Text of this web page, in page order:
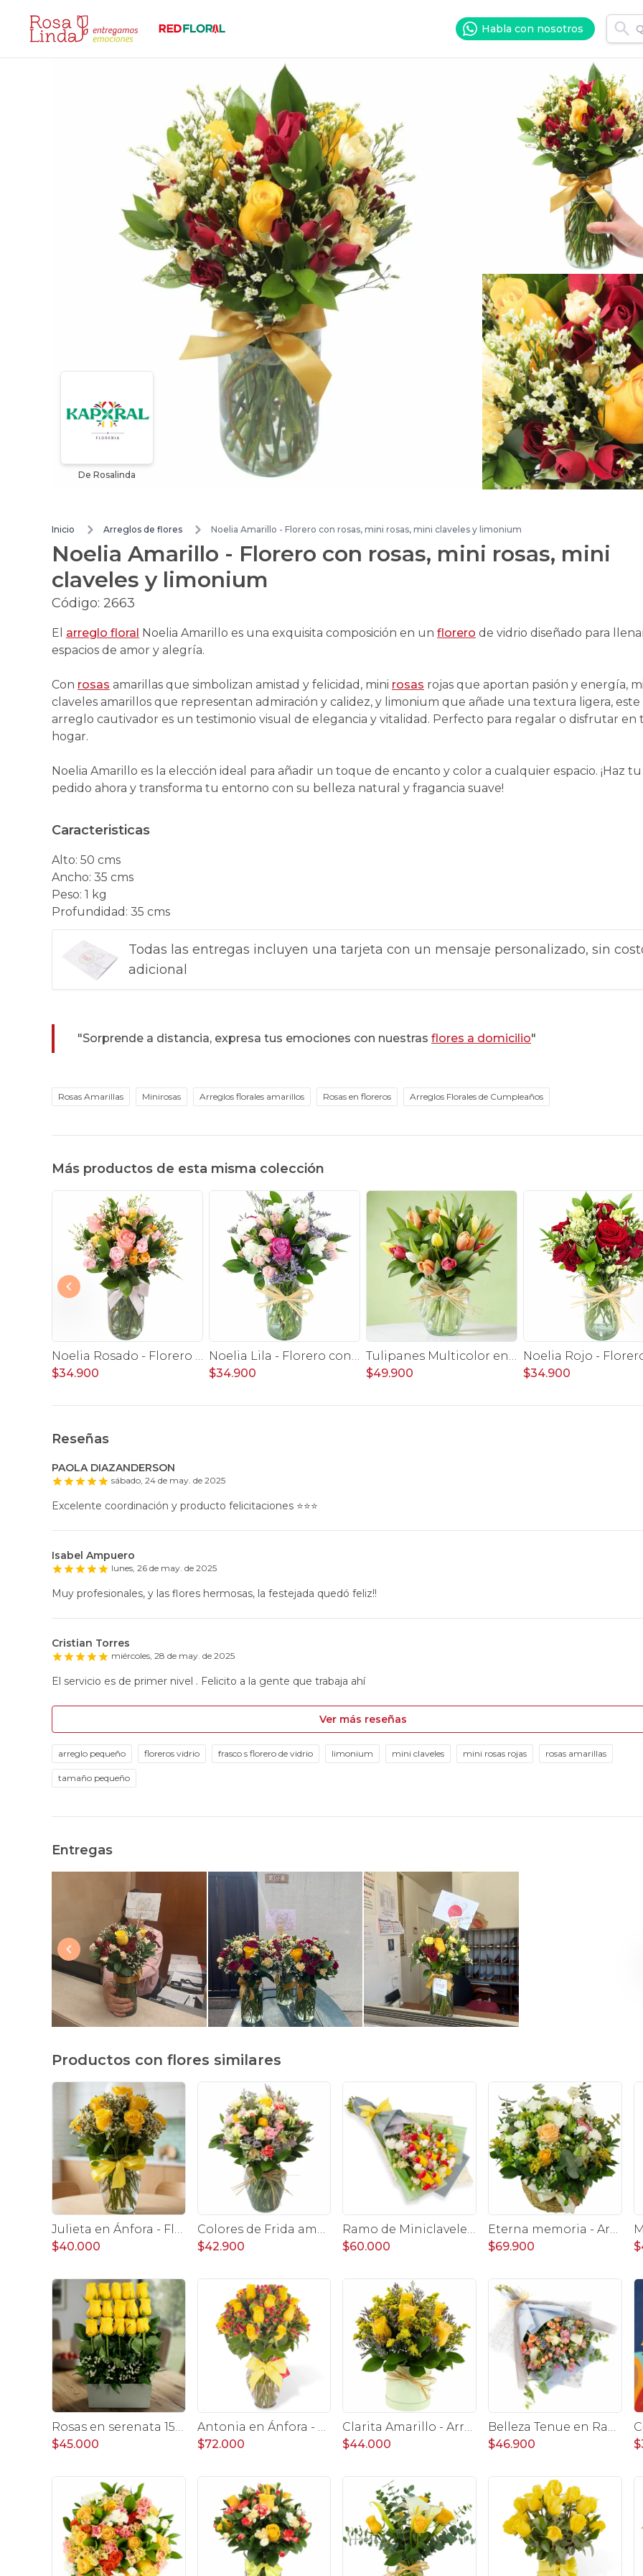
Habla con nosotros
De Rosalinda
Inicio Arreglos de flores Noelia Amarillo - Florero con rosas, mini rosas, mini claveles y limonium
Noelia Amarillo - Florero con rosas, mini rosas, mini
claveles y limonium
Código: 2663
El arreglo floral Noelia Amarillo es una exquisita composición en un florero de vidrio diseñado para
espacios de amor y alegría.
Con rosas amarillas que simbolizan amistad y felicidad, mini rosas rojas que aportan pasión y energía,
claveles amarillos que representan admiración y calidez, y limonium que añade una textura ligera, este
arreglo cautivador es un testimonio visual de elegancia y vitalidad. Perfecto para regalar o disfrutar en
hogar.
Noelia Amarillo es la elección ideal para añadir un toque de encanto y color a cualquier espacio. ¡Haz tu
pedido ahora y transforma tu entorno con su belleza natural y fragancia suave!
Caracteristicas
Alto: 50 cms
Ancho: 35 cms
Peso: 1 kg
Profundidad : 35 cms
Todas las entregas incluyen una tarjeta con un mensaje personalizado, sin
adicional
"Sorprende a distancia, expresa tus emociones con nuestras flores a domicilio"
Rosas Amarillas Minirosas Arreglos florales amarillos Rosas en floreros Arreglos Florales de Cumpleaños
Más productos de esta misma colección
Noelia Rosado - Florero con rosas, mini rosas, mini claveles y limonium
$34.900
Noelia Lila - Florero con Rosas, mini rosas, mini claveles y limonium
$34.900
Tulipanes Multicolor en Ánfora - Florero con 20 tulipanes multicolores
$49.900
$34.900
Reseñas
PAOLA DIAZANDERSON
sábado, 24 de may. de 2025
Excelente coordinación y producto felicitaciones ⭐️⭐️⭐️
Isabel Ampuero
lunes, 26 de may. de 2025
Muy profesionales, y las flores hermosas, la festejada quedó feliz!!
Cristian Torres
miércoles, 28 de may. de 2025
El servicio es de primer nivel . Felicito a la gente que trabaja ahí
Ver más reseñas
arreglo pequeño floreros vidrio frasco s florero de vidrio limonium mini claveles mini rosas rojas rosas amarillas
tamaño pequeño
Entregas
Productos con flores similares
Julieta en Ánfora - Florero con 10 rosas amarillas y limonium
$40.000
Colores de Frida amarillo en florero - Ánfora con rosas, claveles, estate y limonium
$42.900
Ramo de Miniclaveles - Ramo de flores extendido con miniclaveles y rosas amarillas
$60.000
Eterna memoria - Arreglo floral con Mini claveles blancos rosas ecuatorianas blancas, gypsophilia y astromelias amarillas
$69.900
Rosas en serenata 15 - arreglo frontal 15 rosas amarillo
$45.000
Antonia en Ánfora - florero 18 rosas amarillo e hypericum
$72.000
Clarita Amarillo - Arreglo floral en sombrerero con rosas amarillo, limonium y vara de oro
$44.000
Belleza Tenue en Ramo - Arreglo de rosas blancas, delfinium azul, astromelias y eucaliptus
$46.900